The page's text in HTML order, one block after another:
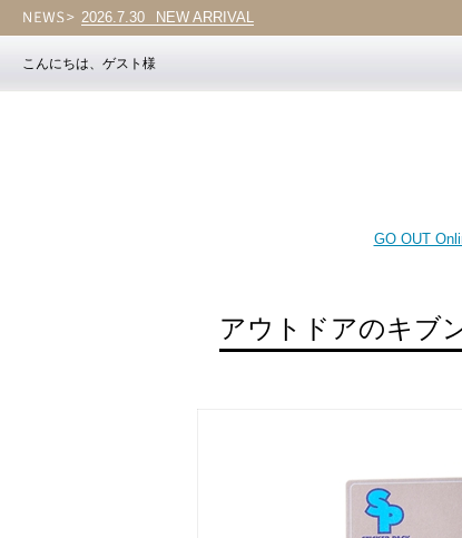
2026.7.30 Vol.203
こんにちは、ゲスト様
GO OUT
アウトドアのキブ